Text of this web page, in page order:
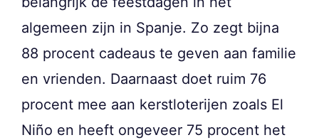
algemeen zijn in Spanje. Zo zegt bijna
88 procent cadeaus te geven aan familie
en vrienden. Daarnaast doet ruim 76
procent mee aan kerstloterijen zoals El
Niño en heeft ongeveer 75 procent het